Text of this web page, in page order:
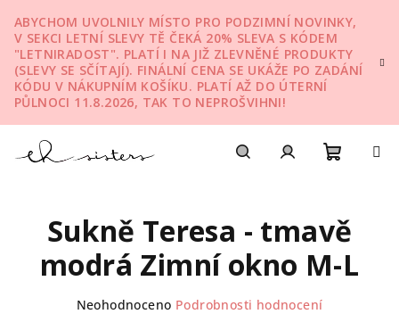
na
obsah
ABYCHOM UVOLNILY MÍSTO PRO PODZIMNÍ NOVINKY,
V SEKCI LETNÍ SLEVY TĚ ČEKÁ 20% SLEVA S KÓDEM
"LETNIRADOST". PLATÍ I NA JIŽ ZLEVNĚNÉ PRODUKTY
(SLEVY SE SČÍTAJÍ). FINÁLNÍ CENA SE UKÁŽE PO ZADÁNÍ
KÓDU V NÁKUPNÍM KOŠÍKU. PLATÍ AŽ DO ÚTERNÍ
PŮLNOCI 11.8.2026, TAK TO NEPROŠVIHNI!
košík
Sukně Teresa - tmavě
modrá Zimní okno M-L
Neohodnoceno Podrobnosti hodnocení